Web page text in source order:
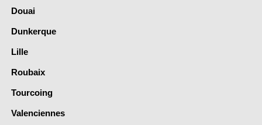
Douai
Dunkerque
Lille
Roubaix
Tourcoing
Valenciennes